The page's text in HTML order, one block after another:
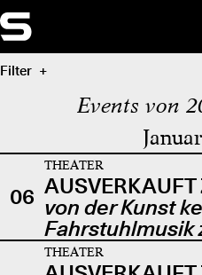
Filter
Events von
06
THEATER
von der Kunst
Fahrstuhlmusik
THEATER